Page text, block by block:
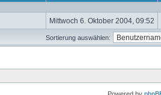
Mittwoch 6. Oktober 2004, 09:52
Sortierung auswählen: